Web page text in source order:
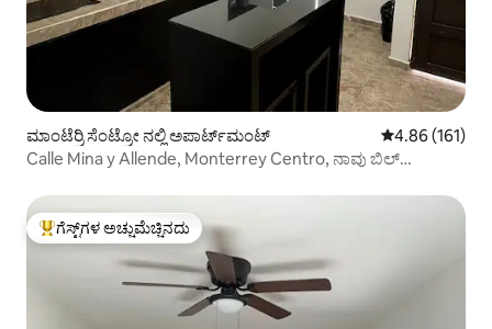
ಮಾಂಟೆರ್ರಿ ಸೆಂಟ್ರೋ ನಲ್ಲಿ ಅಪಾರ್ಟ್‌ಮಂಟ್ 5 ರಲ್ಲಿ 4.86
4.86 (161)
Calle Mina y Allende, Monterrey Centro, ನಾವು ಬಿಲ್
ಗೆಸ್ಟ್‌ಗಳಿಗೆ ಅತಿ ಹೆಚ್ಚು ಅಚ್ಚುಮೆಚ್ಚಿನದು
ಗೆಸ್ಟ್‌ಗಳ ಅಚ್ಚುಮೆಚ್ಚಿನದು